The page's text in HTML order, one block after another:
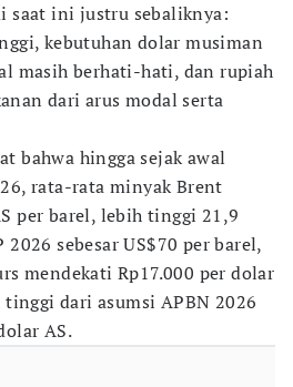
saat ini justru sebaliknya:
kebutuhan dolar musiman
masih berhati-hati, dan rupiah
dari arus modal serta
bahwa hingga sejak awal
rata-rata minyak Brent
per barel, lebih tinggi 21,9
sebesar US$70 per barel,
mendekati Rp17.000 per dolar
dari asumsi APBN 2026
AS.